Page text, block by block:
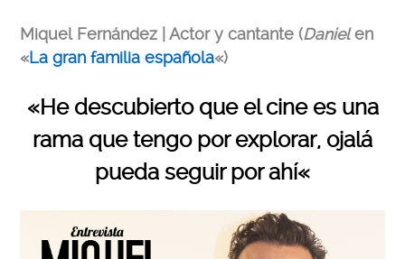
Miquel Fernández | Actor y cantante (Danielen
«La gran familia española«)
«He descubierto que el cine es una
rama que tengo por explorar, ojalá
pueda seguir por ahí«